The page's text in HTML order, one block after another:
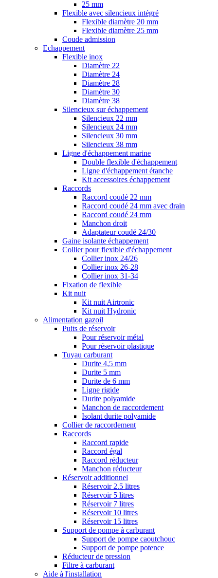
25 mm
Flexible avec silencieux intégré
Flexible diamètre 20 mm
Flexible diamètre 25 mm
Coude admission
Echappement
Flexible inox
Diamètre 22
Diamètre 24
Diamètre 28
Diamètre 30
Diamètre 38
Silencieux sur échappement
Silencieux 22 mm
Silencieux 24 mm
Silencieux 30 mm
Silencieux 38 mm
Ligne d'échappement marine
Double flexible d'échappement
Ligne d'échappement étanche
Kit accessoires échappement
Raccords
Raccord coudé 22 mm
Raccord coudé 24 mm avec drain
Raccord coudé 24 mm
Manchon droit
Adaptateur coudé 24/30
Gaine isolante échappement
Collier pour flexible d'échappement
Collier inox 24/26
Collier inox 26-28
Collier inox 31-34
Fixation de flexible
Kit nuit
Kit nuit Airtronic
Kit nuit Hydronic
Alimentation gazoil
Puits de réservoir
Pour réservoir métal
Pour réservoir plastique
Tuyau carburant
Durite 4,5 mm
Durite 5 mm
Durite de 6 mm
Ligne rigide
Durite polyamide
Manchon de raccordement
Isolant durite polyamide
Collier de raccordement
Raccords
Raccord rapide
Raccord égal
Raccord réducteur
Manchon réducteur
Réservoir additionnel
Réservoir 2.5 litres
Réservoir 5 litres
Réservoir 7 litres
Réservoir 10 litres
Réservoir 15 litres
Support de pompe à carburant
Support de pompe caoutchouc
Support de pompe potence
Réducteur de pression
Filtre à carburant
Aide à l'installation